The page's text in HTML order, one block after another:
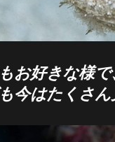
お好きな様で
今はたくさ